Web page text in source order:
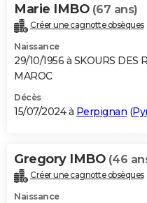
Carte de Noël
Carte Bonne année
Carte Saint-Valentin
Carte Pâques
Carte d'anniversaire
DICTIONNAIRE
Dictionnaire
Biographies
Citations
Expressions
Proverbes
PROGRAMME TV
COPAINS D'AVANT
S'inscrire
Se connecter
Lycées
Collèges
Primaires
Universités
Entreprises
Service militaire
Avis de recherche
AVIS DE DÉCÈS
Bricolage
Lifestyle
Culture
Sport
Auto
Television
Voyage
Cinema
Marie IMBO (67 ans)
Créer une cagnotte obsèques
Naissance
29/10/1956 à SKOURS DES
MAROC
Décès
15/07/2024 à Perpignan (
Gregory IMBO (46
Créer une cagnotte obsèques
Naissance